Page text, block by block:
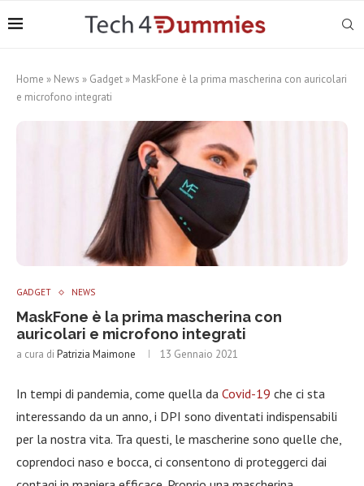
Home » News » Gadget » MaskFone è la prima mascherina con auricolari
e microfono integrati
GADGET NEWS
MaskFone è la prima mascherina con
auricolari e microfono integrati
a cura di Patrizia Maimone 13 Gennaio 2021
In tempi di pandemia, come quella da Covid-19 che ci sta
interessando da un anno, i DPI sono diventati indispensabili
per la nostra vita. Tra questi, le mascherine sono quelle che,
coprendoci naso e bocca, ci consentono di proteggerci dai